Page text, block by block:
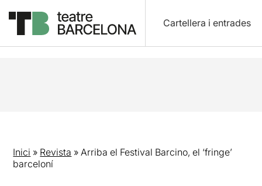
Cartellera i entrades
Inici » Revista »Arriba el Festival Barcino, el ‘fringe’
barceloní